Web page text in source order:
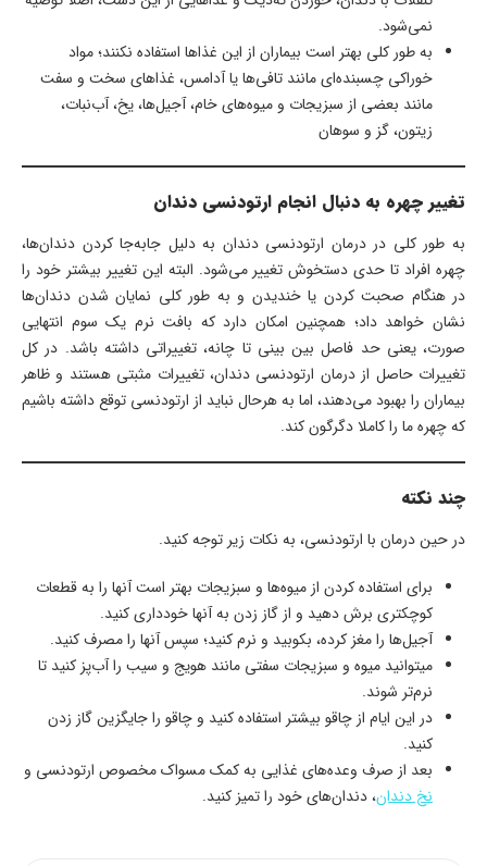
نمی‌شود.
به طور کلی بهتر است بیماران از این غذاها استفاده نکنند؛ مواد
خوراکی چسبنده‌ای مانند تافی‌ها یا آدامس، غذاهای سخت و سفت
مانند بعضی از سبزیجات و میوه‌های خام، آجیل‌ها، یخ، آب‌نبات،
زیتون، گز و سوهان
تغییر چهره به دنبال انجام ارتودنسی دندان
به طور کلی در درمان ارتودنسی دندان به دلیل جابه‌جا کردن دندان‌ها،
چهره افراد تا حدی دستخوش تغییر می‌شود. البته این تغییر بیشتر خود را
در هنگام صحبت کردن یا خندیدن و به طور کلی نمایان شدن دندان‌ها
نشان خواهد داد؛ همچنین امکان دارد که بافت نرم یک سوم انتهایی
صورت، یعنی حد فاصل بین بینی تا چانه، تغییراتی داشته باشد. در کل
تغییرات حاصل از درمان ارتودنسی دندان، تغییرات مثبتی هستند و ظاهر
بیماران را بهبود می‌دهند، اما به هرحال نباید از ارتودنسی توقع داشته باشیم
که چهره ما را کاملا دگرگون کند.
چند نکته
در حین درمان با ارتودنسی، به نکات زیر توجه کنید.
برای استفاده کردن از میوه‌ها و سبزیجات بهتر است آنها را به قطعات
کوچکتری برش دهید و از گاز زدن به آنها خودداری کنید.
آجیل‌ها را مغز کرده، بکوبید و نرم کنید؛ سپس آنها را مصرف کنید.
میتوانید میوه و سبزیجات سفتی مانند هویج و سیب را آب‌پز کنید تا
نرم‌تر شوند.
در این ایام از چاقو بیشتر استفاده کنید و چاقو را جایگزین گاز زدن
کنید.
بعد از صرف وعده‌های غذایی به کمک مسواک مخصوص ارتودنسی و
نخ دندان، دندان‌های خود را تمیز کنید.